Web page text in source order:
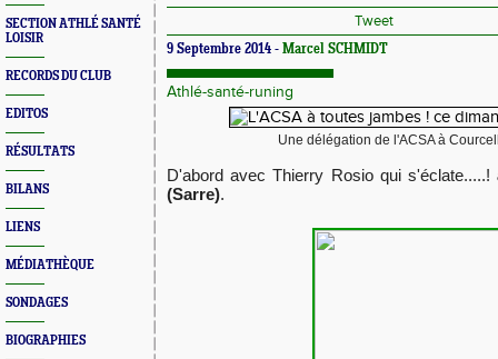
SECTION ATHLÉ SANTÉ
LOISIR
RECORDS DU CLUB
EDITOS
RÉSULTATS
BILANS
LIENS
MÉDIATHÈQUE
SONDAGES
BIOGRAPHIES
Tweet
9 Septembre 2014 - Marcel SCHMIDT
Athlé-santé-runing
Une délégation de l'ACSA à
D'abord avec Thierry Rosio qui s'éclate.....!
(Sarre).